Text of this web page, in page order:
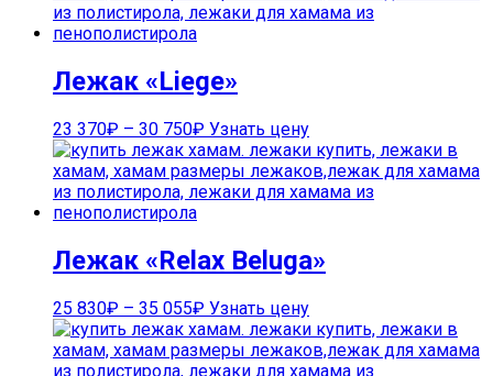
Лежак «Liege»
23 370₽ – 30 750₽ Узнать цену
Лежак «Relax Beluga»
25 830₽ – 35 055₽ Узнать цену